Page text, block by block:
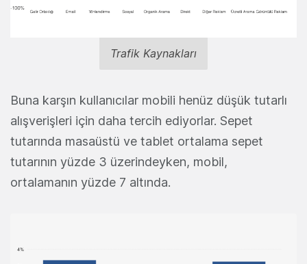
Trafik Kaynakları
Buna karşın kullanıcılar mobili henüz düşük tutarlı
alışverişleri için daha tercih ediyorlar. Sepet
tutarında masaüstü ve tablet ortalama sepet
tutarının yüzde 3 üzerindeyken, mobil,
ortalamanın yüzde 7 altında.